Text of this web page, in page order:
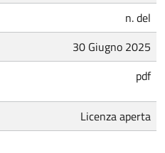
n. del
30 Giugno 2025
pdf
Licenza aperta